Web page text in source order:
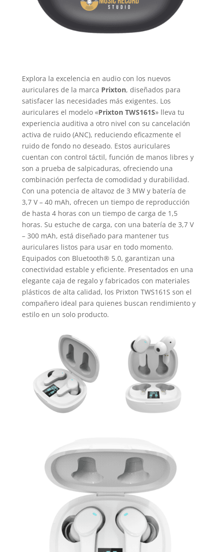
Explora la excelencia en audio con los nuevos
auriculares de la marca Prixton, diseñados para
satisfacer las necesidades más exigentes. Los
auriculares el modelo «Prixton TWS161S» lleva tu
experiencia auditiva a otro nivel con su cancelación
activa de ruido (ANC), reduciendo eficazmente el
ruido de fondo no deseado. Estos auriculares
cuentan con control táctil, función de manos libres y
son a prueba de salpicaduras, ofreciendo una
combinación perfecta de comodidad y durabilidad.
Con una potencia de altavoz de 3 MW y batería de
3,7 V – 40 mAh, ofrecen un tiempo de reproducción
de hasta 4 horas con un tiempo de carga de 1,5
horas. Su estuche de carga, con una batería de 3,7 V
– 300 mAh, está diseñado para mantener tus
auriculares listos para usar en todo momento.
Equipados con Bluetooth® 5.0, garantizan una
conectividad estable y eficiente. Presentados en una
elegante caja de regalo y fabricados con materiales
plásticos de alta calidad, los Prixton TWS161S son el
compañero ideal para quienes buscan rendimiento y
estilo en un solo producto.